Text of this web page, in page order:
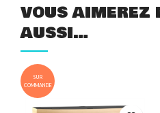
VOUS AIMEREZ
AUSSI…
SUR
COMMANDE